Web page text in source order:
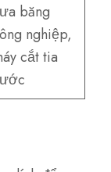
băng
nghiệp,
cắt tia